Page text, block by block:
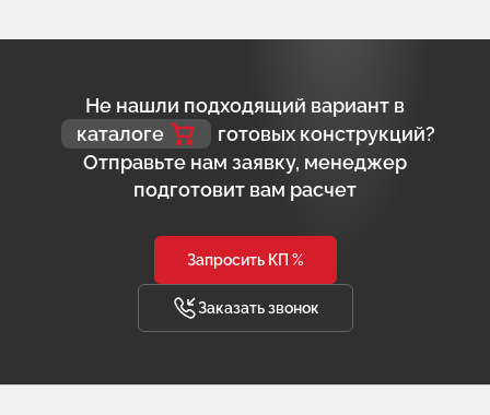
Не нашли подходящий вариант в
каталоге
готовых конструкций?
Отправьте нам заявку, менеджер
подготовит вам расчет
Запросить КП %
Заказать звонок